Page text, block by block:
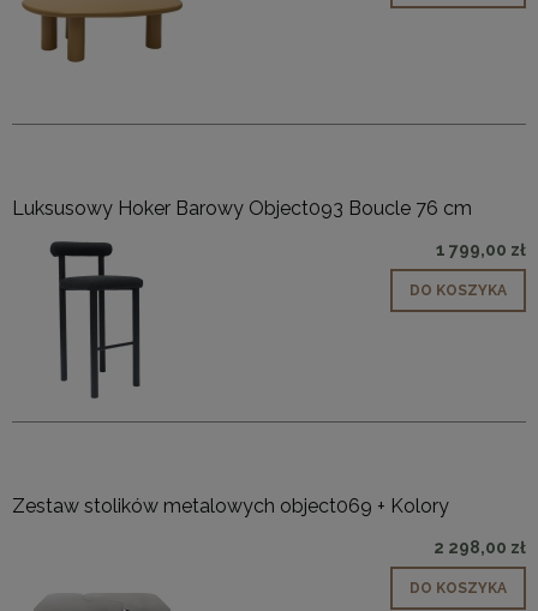
Luksusowy Hoker Barowy Object093 Boucle 76 cm
1 799,00 zł
DO KOSZYKA
Zestaw stolików metalowych object069 + Kolory
2 298,00 zł
DO KOSZYKA